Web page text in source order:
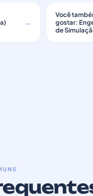
→
Você
gostar:
de